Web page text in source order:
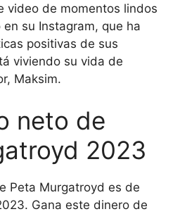
video de momentos lindos
su Instagram, que ha
positivas de sus
viviendo su vida de
Maksim.
neto de
2023
Peta Murgatroyd es de
Gana este dinero de